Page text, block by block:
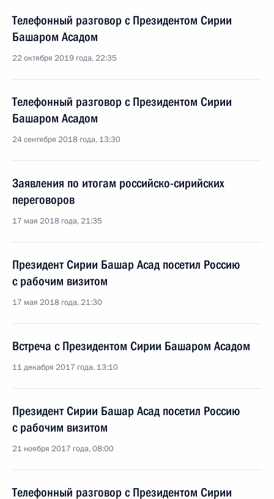
Телефонный разговор с Президентом Сирии
Башаром Асадом
22 октября 2019 года, 22:35
Телефонный разговор с Президентом Сирии
Башаром Асадом
24 сентября 2018 года, 13:30
Заявления по итогам российско-сирийских
переговоров
17 мая 2018 года, 21:35
Президент Сирии Башар Асад посетил Россию
с рабочим визитом
17 мая 2018 года, 21:30
Встреча с Президентом Сирии Башаром Асадом
11 декабря 2017 года, 13:10
Президент Сирии Башар Асад посетил Россию
с рабочим визитом
21 ноября 2017 года, 08:00
Телефонный разговор с Президентом Сирии